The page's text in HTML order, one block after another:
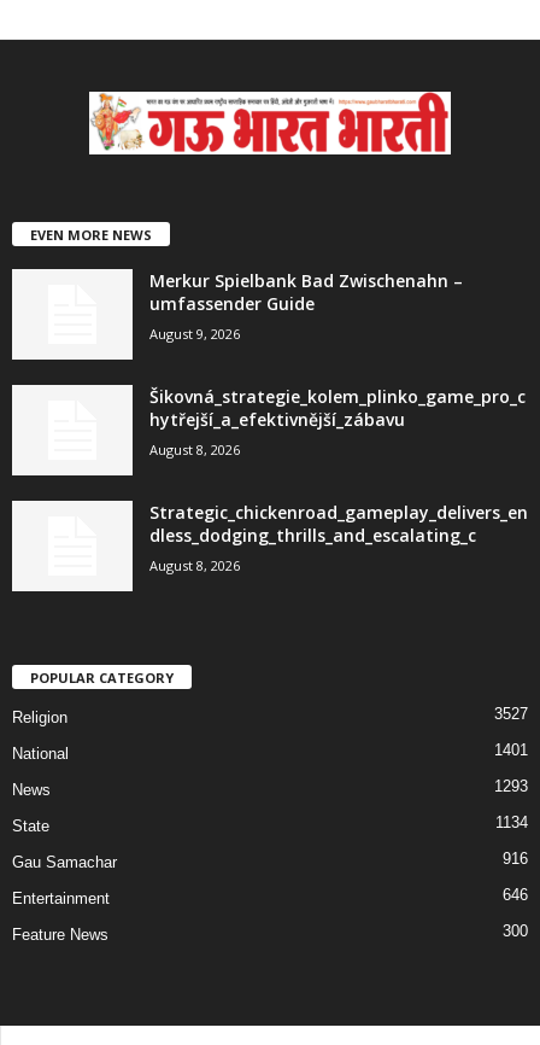
EVEN MORE NEWS
Merkur Spielbank Bad Zwischenahn –
umfassender Guide
August 9, 2026
Šikovná_strategie_kolem_plinko_game_pro_c
hytřejší_a_efektivnější_zábavu
August 8, 2026
Strategic_chickenroad_gameplay_delivers_en
dless_dodging_thrills_and_escalating_c
August 8, 2026
POPULAR CATEGORY
Religion 3527
National 1401
News 1293
State 1134
Gau Samachar 916
Entertainment 646
Feature News 300